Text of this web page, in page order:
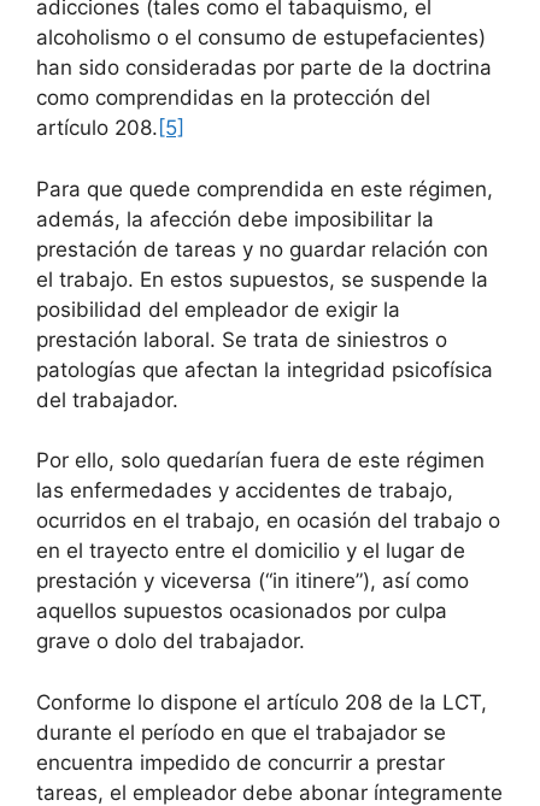
adicciones (tales como el tabaquismo, el
alcoholismo o el consumo de estupefacientes)
han sido consideradas por parte de la doctrina
como comprendidas en la protección del
artículo 208. [5]
Para que quede comprendida en este régimen,
además, la afección debe imposibilitar la
prestación de tareas y no guardar relación con
el trabajo. En estos supuestos, se suspende la
posibilidad del empleador de exigir la
prestación laboral. Se trata de siniestros o
patologías que afectan la integridad psicofísica
del trabajador.
Por ello, solo quedarían fuera de este régimen
las enfermedades y accidentes de trabajo,
ocurridos en el trabajo, en ocasión del trabajo o
en el trayecto entre el domicilio y el lugar de
prestación y viceversa (“in itinere”), así como
aquellos supuestos ocasionados por culpa
grave o dolo del trabajador.
Conforme lo dispone el artículo 208 de la LCT,
durante el período en que el trabajador se
encuentra impedido de concurrir a prestar
tareas, el empleador debe abonar íntegramente